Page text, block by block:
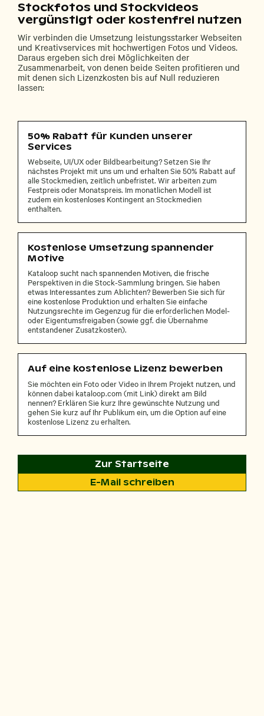
Stockfotos und Stockvideos
vergünstigt oder kostenfrei nutzen
Wir verbinden die Umsetzung leistungsstarker Webseiten
und Kreativservices mit hochwertigen Fotos und Videos.
Daraus ergeben sich drei Möglichkeiten der
Zusammenarbeit, von denen beide Seiten profitieren und
mit denen sich Lizenzkosten bis auf Null reduzieren
lassen:
50% Rabatt für Kunden unserer
Services
Webseite, UI/UX oder Bildbearbeitung? Setzen Sie Ihr
nächstes Projekt mit uns um und erhalten Sie 50% Rabatt auf
alle Stockmedien, zeitlich unbefristet. Wir arbeiten zum
Festpreis oder Monatspreis. Im monatlichen Modell ist
zudem ein kostenloses Kontingent an Stockmedien
enthalten.
Kostenlose Umsetzung spannender
Motive
Kataloop sucht nach spannenden Motiven, die frische
Perspektiven in die Stock-Sammlung bringen. Sie haben
etwas Interessantes zum Ablichten? Bewerben Sie sich für
eine kostenlose Produktion und erhalten Sie einfache
Nutzungsrechte im Gegenzug für die erforderlichen Model-
oder Eigentumsfreigaben (sowie ggf. die Übernahme
entstandener Zusatzkosten).
Auf eine kostenlose Lizenz bewerben
Sie möchten ein Foto oder Video in Ihrem Projekt nutzen, und
können dabei kataloop.com (mit Link) direkt am Bild
nennen? Erklären Sie kurz Ihre gewünschte Nutzung und
gehen Sie kurz auf Ihr Publikum ein, um die Option auf eine
kostenlose Lizenz zu erhalten.
Zur Startseite
E-Mail schreiben